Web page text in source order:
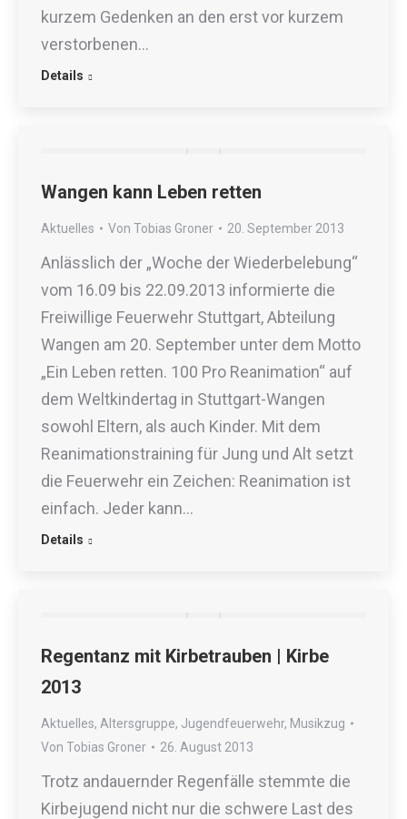
kurzem Gedenken an den erst vor kurzem
verstorbenen…
Details
Wangen kann Leben retten
Aktuelles Von Tobias Groner 20. September 2013
Anlässlich der „Woche der Wiederbelebung“
vom 16.09 bis 22.09.2013 informierte die
Freiwillige Feuerwehr Stuttgart, Abteilung
Wangen am 20. September unter dem Motto
„Ein Leben retten. 100 Pro Reanimation“ auf
dem Weltkindertag in Stuttgart-Wangen
sowohl Eltern, als auch Kinder. Mit dem
Reanimationstraining für Jung und Alt setzt
die Feuerwehr ein Zeichen: Reanimation ist
einfach. Jeder kann…
Details
Regentanz mit Kirbetrauben | Kirbe
2013
Aktuelles, Altersgruppe, Jugendfeuerwehr, Musikzug
Von Tobias Groner 26. August 2013
Trotz andauernder Regenfälle stemmte die
Kirbejugend nicht nur die schwere Last des